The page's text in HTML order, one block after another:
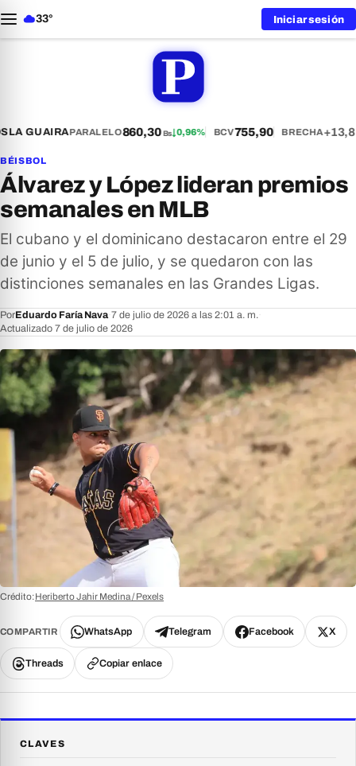
33° Iniciar sesión
LA GUAIRAPARALELO860,30Bs↓0,96% BCV755,90 BRECHA
BÉISBOL
Álvarez y López lideran premios
semanales en MLB
El cubano y el dominicano destacaron entre el 29
de junio y el 5 de julio, y se quedaron con las
distinciones semanales en las Grandes Ligas.
PorEduardo Faría Nava· 7 de julio de 2026 a las 2:01 a. m.
Actualizado 7 de julio de 2026
Crédito: Heriberto Jahir Medina / Pexels
COMPARTIR WhatsApp Telegram Facebook X
Threads Copiar enlace
CLAVES